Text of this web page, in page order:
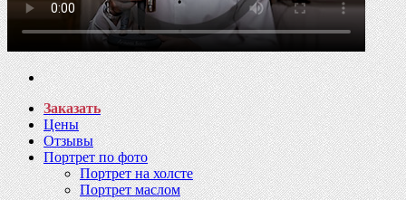
Заказать
Цены
Отзывы
Портрет по фото
Портрет на холсте
Портрет маслом